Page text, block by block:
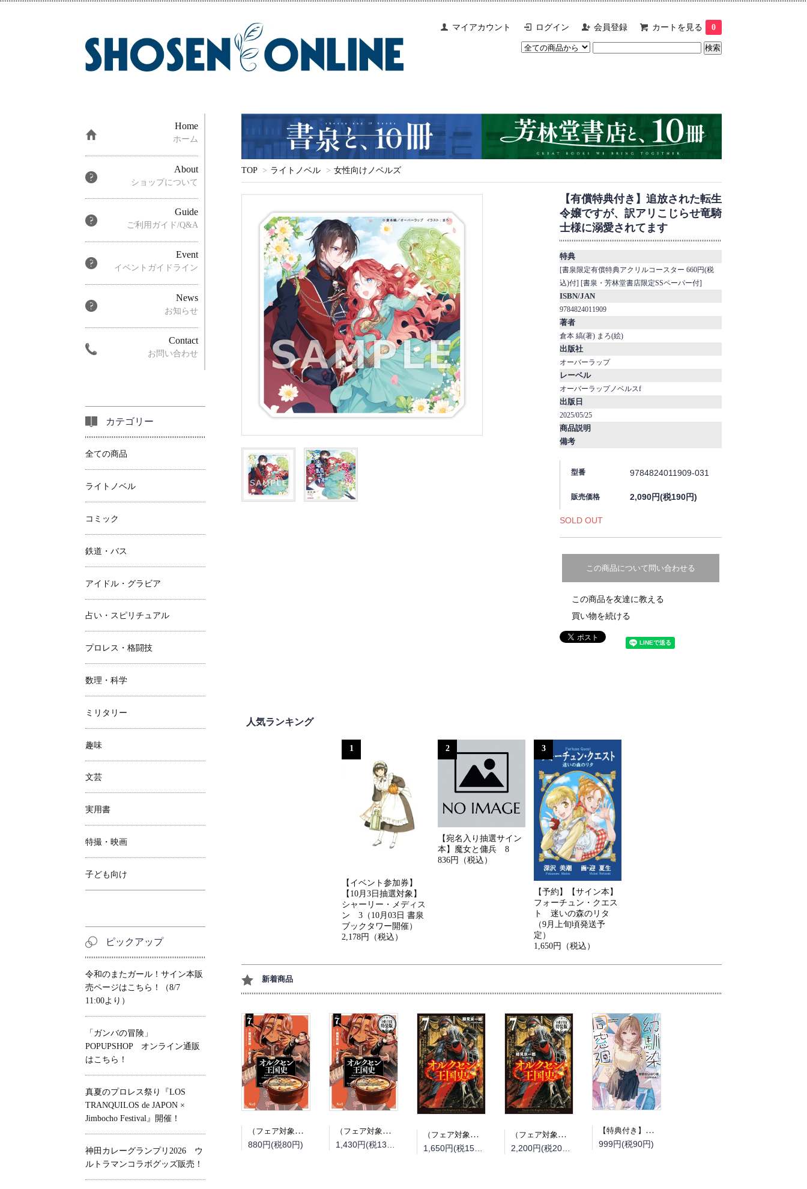
マイアカウント ログイン 会員登録 カートを見る 0
TOP > ライトノベル > 女性向けノベルズ
【有償特典付き】追放された転生
令嬢ですが、訳アリこじらせ竜騎
士様に溺愛されてます
特典
[書泉限定有償特典アクリルコースター 660円(税
込)付] [書泉・芳林堂書店限定SSペーパー付]
ISBN/JAN
9784824011909
著者
倉本 縞(著) まろ(絵)
出版社
オーバーラップ
レーベル
オーバーラップノベルスf
出版日
2025/05/25
商品説明
備考
型番 9784824011909-031
販売価格 2,090円(税190円)
SOLD OUT
この商品について問い合わせる
この商品を友達に教える
買い物を続ける
人気ランキング
1
【イベント参加券】
【10月3日抽選対象】
シャーリー・メディス
ン 3（10月03日 書泉
ブックタワー開催）
2,178円（税込）
2
【宛名入り抽選サイン
本】魔女と傭兵 8
836円（税込）
3
【予約】【サイン本】
フォーチュン・クエス
ト 迷いの森のリタ
（9月上旬頃発送予
定）
1,650円（税込）
新着商品
（フェア対象商品）【予約】【特典付き】オルクセン王国史~野蛮なオークの国は、如何にして平和なエルフの国を焼き払うに至ったか~ 7（08/25頃発送予定）
880円(税80円)
（フェア対象商品）【予約】【特典付き】オルクセン王国史~野蛮なオークの国は、如何にして平和なエルフの国を焼き払うに至ったか~ 7 小冊子付き特装版（08/25頃発送予定）
1,430円(税130円)
（フェア対象商品）【予約】【特典付き】オルクセン王国史~野蛮なオークの国は、如何にして平和なエルフの国を焼き払うに至ったか~ 7（08/12頃発送予定）
（フェア対象商品）【予約】【特典付き】オルクセン王国史~野蛮なオークの国は、如何にして平和なエルフの国を焼き払うに至ったか~ 7 小冊子付き特装版（08/12頃発送予定）
【特典付き】幼馴染同窓廻
999円(税90円)
Home
ホーム
About
ショップについて
Guide
ご利用ガイド/Q&A
Event
イベントガイドライン
News
お知らせ
Contact
お問い合わせ
カテゴリー
全ての商品
ライトノベル
コミック
鉄道・バス
アイドル・グラビア
占い・スピリチュアル
プロレス・格闘技
数理・科学
ミリタリー
趣味
文芸
実用書
特撮・映画
子ども向け
ピックアップ
令和のまたガール！サイン本販
売ページはこちら！（8/7
11:00より）
「ガンバの冒険」
POPUPSHOP オンライン通販
はこちら！
真夏のプロレス祭り『LOS
TRANQUILOS de JAPON ×
Jimbocho Festival』開催！
神田カレーグランプリ2026 ウ
ルトラマンコラボグッズ販売！